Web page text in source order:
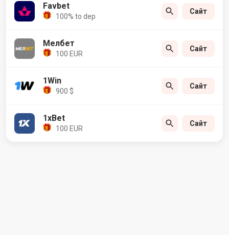
Favbet
100% to dep
Сайт
Мелбет
100 EUR
Сайт
1Win
900 $
Сайт
1xBet
100 EUR
Сайт